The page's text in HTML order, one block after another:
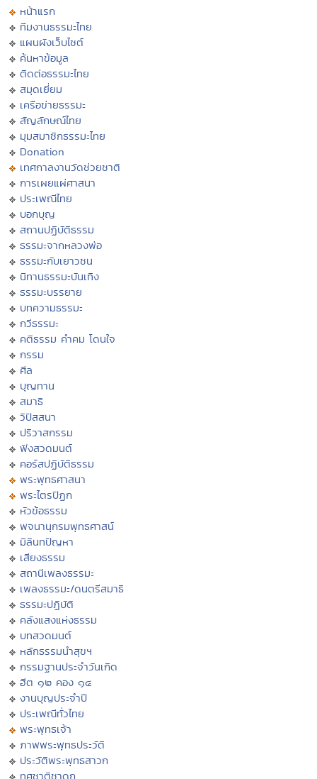
หน้าแรก
ทีมงานธรรมะไทย
แผนผังเว็บไซต์
ค้นหาข้อมูล
ติดต่อธรรมะไทย
สมุดเยี่ยม
เครือข่ายธรรมะ
สัญลักษณ์ไทย
มุมสมาชิกธรรมะไทย
Donation
เทศกาลงานวัดช่วยชาติ
การเผยแผ่ศาสนา
ประเพณีไทย
บอกบุญ
สถานปฏิบัติธรรม
ธรรมะจากหลวงพ่อ
ธรรมะกับเยาวชน
นิทานธรรมะบันเทิง
ธรรมะบรรยาย
บทความธรรมะ
กวีธรรมะ
คติธรรม คำคม โดนใจ
กรรม
ศีล
บุญทาน
สมาธิ
วิปัสสนา
ปริวาสกรรม
ฟังสวดมนต์
คอร์สปฏิบัติธรรม
พระพุทธศาสนา
พระไตรปิฏก
หัวข้อธรรม
พจนานุกรมพุทธศาสน์
มิลินทปัญหา
เสียงธรรม
สถานีเพลงธรรมะ
เพลงธรรมะ/ดนตรีสมาธิ
ธรรมะปฏิบัติ
คลังแสงแห่งธรรม
บทสวดมนต์
หลักธรรมนำสุขฯ
กรรมฐานประจำวันเกิด
ฮีต ๑๒ คอง ๑๔
งานบุญประจำปี
ประเพณีทั่วไทย
พระพุทธเจ้า
ภาพพระพุทธประวัติ
ประวัติพระพุทธสาวก
ทศชาติชาดก